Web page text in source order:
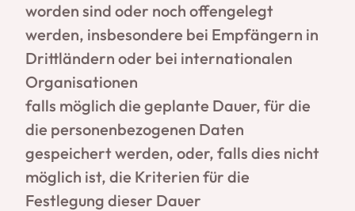
worden sind oder noch offengelegt
werden, insbesondere bei Empfängern in
Drittländern oder bei internationalen
Organisationen
falls möglich die geplante Dauer, für die
die personenbezogenen Daten
gespeichert werden, oder, falls dies nicht
möglich ist, die Kriterien für die
Festlegung dieser Dauer